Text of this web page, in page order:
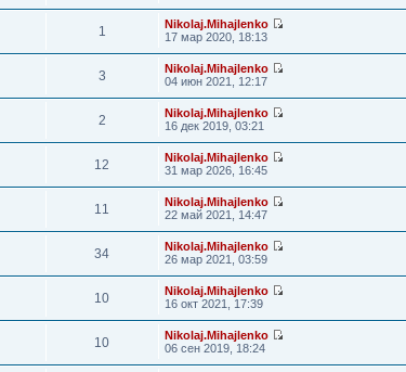
1
Nikolaj.Mihajlenko
17 мар 2020, 18:13
3
Nikolaj.Mihajlenko
04 июн 2021, 12:17
2
Nikolaj.Mihajlenko
16 дек 2019, 03:21
12
Nikolaj.Mihajlenko
31 мар 2026, 16:45
11
Nikolaj.Mihajlenko
22 май 2021, 14:47
34
Nikolaj.Mihajlenko
26 мар 2021, 03:59
10
Nikolaj.Mihajlenko
16 окт 2021, 17:39
10
Nikolaj.Mihajlenko
06 сен 2019, 18:24